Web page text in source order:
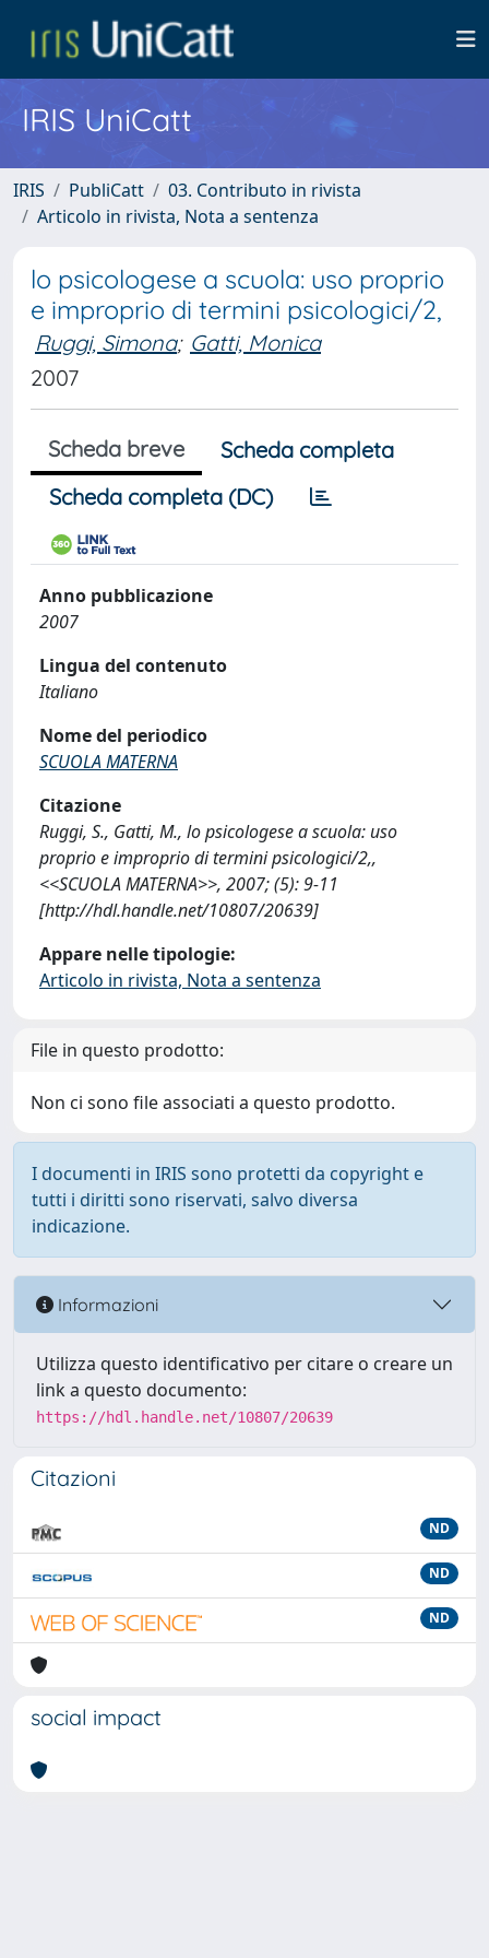
IRIS UniCatt
IRIS PubliCatt
03. Contributo in rivista
Articolo in rivista, Nota a sentenza
lo psicologese a scuola: uso proprio
e improprio di termini psicologici/2,
Ruggi, Simona; Gatti, Monica
2007
Scheda breve
Scheda completa
Scheda completa (DC)
Anno pubblicazione
2007
Lingua del contenuto
Italiano
Nome del periodico
SCUOLA MATERNA
Citazione
Ruggi, S., Gatti, M., lo psicologese a scuola: uso
proprio e improprio di termini psicologici/2,,
<<SCUOLA MATERNA>>, 2007; (5): 9-11
[http://hdl.handle.net/10807/20639]
Appare nelle tipologie:
Articolo in rivista, Nota a sentenza
File in questo prodotto:
Non ci sono file associati a questo prodotto.
I documenti in IRIS sono protetti da copyright e
tutti i diritti sono riservati, salvo diversa
indicazione.
Informazioni
Utilizza questo identificativo per citare o creare un
link a questo documento:
https://hdl.handle.net/10807/20639
Citazioni
ND
ND
ND
social impact